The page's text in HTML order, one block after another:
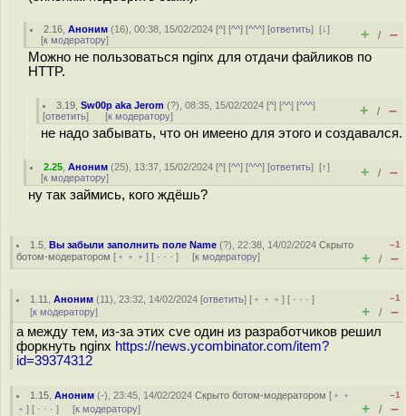
2.16 ,Аноним (16), 00:38, 15/02/2024 [^] [^^] [^^^] [ответить][↓]
[к модератору] + / –
Можно не пользоваться nginx для отдачи файликов по
HTTP.
3.19 ,Sw00p aka Jerom (?), 08:35, 15/02/2024 [^] [^^] [^^^]
[ответить] [к модератору] + / –
не надо забывать, что он имеено для этого и создавался.
2.25 ,Аноним (25), 13:37, 15/02/2024 [^] [^^] [^^^] [ответить][↑]
[к модератору] + / –
ну так займись, кого ждёшь?
1.5 ,Вы забыли заполнить поле Name (?), 22:38, 14/02/2024Скрыто
ботом-модератором [ ﹢﹢﹢ ] [ · · · ] [к модератору]
–1
+ / –
1.11 ,Аноним (11), 23:32, 14/02/2024 [ответить] [ ﹢﹢﹢] [ · · ·]
[к модератору]
–1
+ / –
а между тем, из-за этих cve один из разработчиков решил
форкнуть nginx https://news.ycombinator.com/item?
id=39374312
1.15 ,Аноним (-), 23:45, 14/02/2024Скрыто ботом-модератором [ ﹢﹢
﹢ ] [ · · · ] [к модератору]
–1
+ / –